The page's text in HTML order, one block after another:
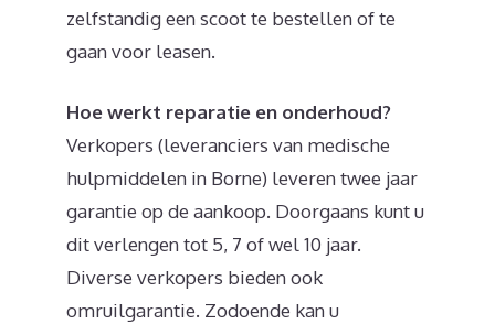
zelfstandig een scoot te bestellen of te
gaan voor leasen.
Hoe werkt reparatie en onderhoud?
Verkopers (leveranciers van medische
hulpmiddelen in Borne) leveren twee jaar
garantie op de aankoop. Doorgaans kunt u
dit verlengen tot 5, 7 of wel 10 jaar.
Diverse verkopers bieden ook
omruilgarantie. Zodoende kan u